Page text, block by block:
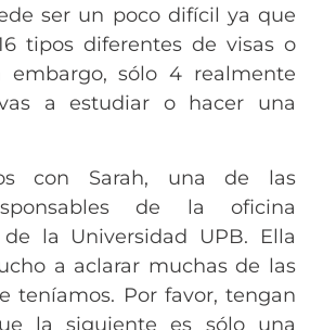
ser un poco difícil ya que
tipos diferentes de visas o
embargo, sólo 4 realmente
a estudiar o hacer una
con Sarah, una de las
de la oficina
la Universidad UPB. Ella
a aclarar muchas de las
teníamos. Por favor, tengan
la siguiente es sólo una